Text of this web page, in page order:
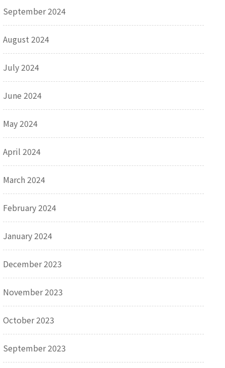
September 2024
August 2024
July 2024
June 2024
May 2024
April 2024
March 2024
February 2024
January 2024
December 2023
November 2023
October 2023
September 2023